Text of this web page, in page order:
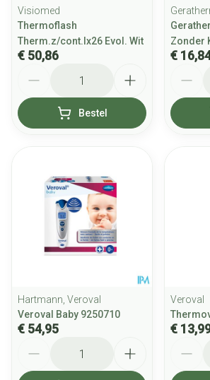
Visiomed
Thermoflash
Therm.z/cont.lx26 Evol. Wit
€ 50,86
Bestel
Zonder
€
Hartmann, Veroval
Veroval Baby 9250710
€ 54,95
Veroval
€